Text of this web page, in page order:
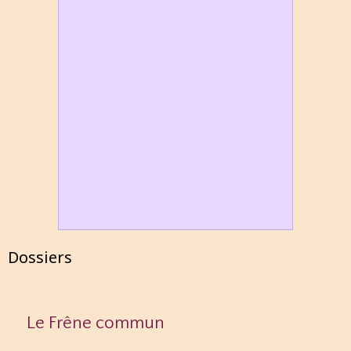
Dossiers
Le Frêne commun